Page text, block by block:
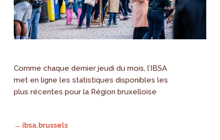
Comme chaque dernier jeudi du mois, l’IBSA
met en ligne les statistiques disponibles les
plus récentes pour la Région bruxelloise
→ ibsa.brussels